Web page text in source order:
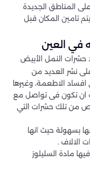
المناطق الجديدة
تامين المكان قبل
في العين
حشرات النمل الأبيض
نشر العديد من
الاطعمة، وغيرها
ان تكون فى تواصل مع
من تلك حشرات التي
بسهولة حيث انها
الالاف .
مادة السليلوز